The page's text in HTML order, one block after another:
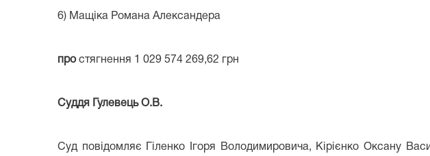
6) Мащіка Романа Александера
про стягнення 1 029 574 269,62 грн
Суддя Гулевець О.В.
Суд повідомляє Гіленко Ігоря Володимировича, Кірієнко Оксану